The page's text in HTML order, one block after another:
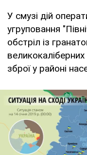
У смузі дій
угруповання
обстріл із
великокаліберних
зброї у районі